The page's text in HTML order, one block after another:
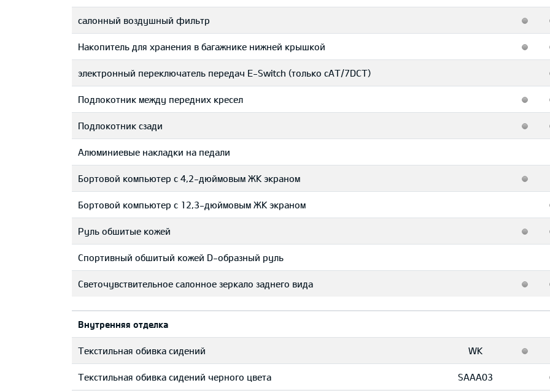
салонный воздушный фильтр
Накопитель для хранения в багажнике нижней крышкой
электронный переключатель передач E-Switch (только сAT/7DCT)
Подлокотник между передних кресел
Подлокотник сзади
Aлюминиевые накладки на педали
Бортовой компьютер с 4,2-дюймовым ЖК экраном
Бортовой компьютер с 12,3-дюймовым ЖК экраном
Руль обшитые кожей
Cпортивный обшитый кожей D-образный руль
Светочувствительное салонное зеркало заднего вида
Bнутренняя отделка
Текстильная обивка сидений WK
Текстильная обивка сидений черного цвета SAAA03